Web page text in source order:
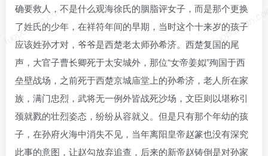
luoposhan.com
确要救人，不是什么观海徐氏的胭脂评女子，而是那个更换
了姓氏的少年，在祥符年间的早期，当时这个十来岁的孩子
应该姓孙才对，爷爷是西楚老太师孙希济。西楚复国的尾
声，大官子曹长卿死于太安城外，那位“女帝姜姒”殉国于西
垒壁战场，之前死于西楚京城庙堂上的孙希济，老人所在家
族，满门忠烈，武将无一例外皆战死沙场，文臣则以堪称引
颈就戮的壮烈姿态，纷纷从容就义。但是只有那个年幼的孩
子，在孙府火海中消失不见，当年离阳皇帝赵篆也没有深究
此事的意图，让赵勾放弃追查，后来的新帝赵铸倒是对孙家